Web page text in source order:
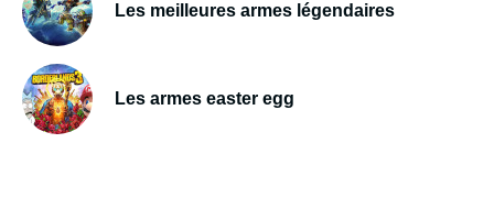
Les meilleures armes légendaires
Les armes easter egg